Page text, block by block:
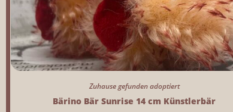
Zuhause gefunden adoptiert
Bärino Bär Sunrise 14 cm Künstlerbär